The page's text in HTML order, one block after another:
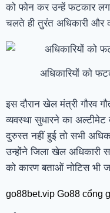
को फोन कर उन्हें फटकार
चलते ही तुरंत अधिकारी और
अधिकारियों को
इस दौरान खेल मंत्री गौरव
व्यवस्था सुधारने का
दुरुस्त नहीं हुई तो सभी
उन्होंने जिला खेल
को कारण बताओं नोटिस भी
go88bet.vip Go88 cổng